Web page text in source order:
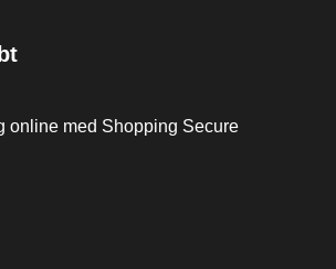
online med Shopping Secure